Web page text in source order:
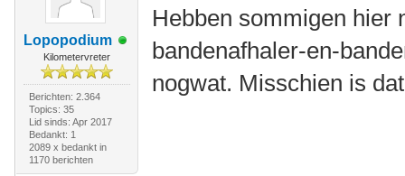
Lopopodium
Kilometervreter
Berichten: 2.364
Topics: 35
Lid sinds: Apr 2017
Bedankt: 1
2089 x bedankt in
1170 berichten
Hebben sommigen hier
bandenafhaler-en-
nogwat. Misschien is